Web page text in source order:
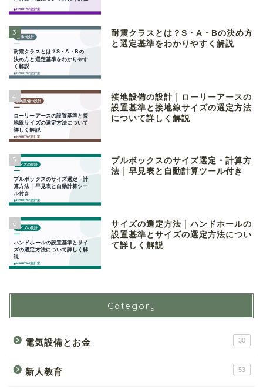
3
耐震クラスとは？S・A・Bの決め方
と選定基準をわかりやすく解説
4
接地設備の設計｜ローリーアースの
設置基準と接地線サイズの選定方法
について詳しく解説
5
プルボックスのサイズ選定・計算方
法｜早見表と自動計算ツール付き
6
サイズの選定方法｜ハンドホールの
設置基準とサイズの選定方法につい
て詳しく解説
Category
電気設備とお金 30
新人教育 53